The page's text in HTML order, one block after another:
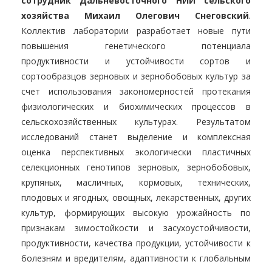
хозяйства Михаил Олегович Снеговский.
Коллектив лаборатории разработает новые пути
повышения генетического потенциала
продуктивности и устойчивости сортов и
сортообразцов зерновых и зернобобовых культур за
счет использования закономерностей протекания
физиологических и биохимических процессов в
сельскохозяйственных культурах. Результатом
исследований станет выделение и комплексная
оценка перспективных экологически пластичных
селекционных генотипов зерновых, зернобобовых,
крупяных, масличных, кормовых, технических,
плодовых и ягодных, овощных, лекарственных, других
культур, формирующих высокую урожайность по
признакам зимостойкости и засухоустойчивости,
продуктивности, качества продукции, устойчивости к
болезням и вредителям, адаптивности к глобальным